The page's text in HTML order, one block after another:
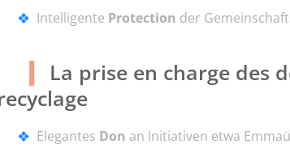
Intelligente Protection der
La prise en charge des
Elegantes Don an Initiativen etwa